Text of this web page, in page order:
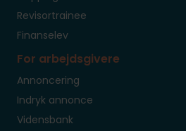
Revisortrainee
Finanselev
For arbejdsgivere
Annoncering
Indryk annonce
Vidensbank